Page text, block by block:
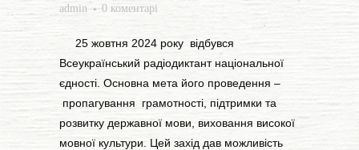
admin
0 коментарі
25 жовтня 2024 року відбувся
Всеукраїнський радіодиктант національної
єдності. Основна мета його проведення –
пропагування грамотності, підтримки та
розвитку державної мови, виховання високої
мовної культури. Цей захід дав можливість